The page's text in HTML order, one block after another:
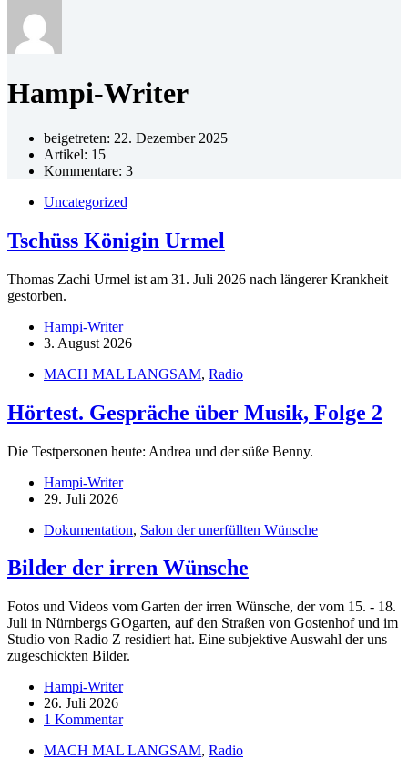
Hampi-Writer
beigetreten: 22. Dezember 2025
Artikel: 15
Kommentare: 3
Uncategorized
Tschüss Königin Urmel
Thomas Zachi Urmel ist am 31. Juli 2026 nach längerer Krankheit
gestorben.
Hampi-Writer
3. August 2026
MACH MAL LANGSAM, Radio
Hörtest. Gespräche über Musik, Folge 2
Die Testpersonen heute: Andrea und der süße Benny.
Hampi-Writer
29. Juli 2026
Dokumentation, Salon der unerfüllten Wünsche
Bilder der irren Wünsche
Fotos und Videos vom Garten der irren Wünsche, der vom 15. - 18.
Juli in Nürnbergs GOgarten, auf den Straßen von Gostenhof und im
Studio von Radio Z residiert hat. Eine subjektive Auswahl der uns
zugeschickten Bilder.
Hampi-Writer
26. Juli 2026
1 Kommentar
MACH MAL LANGSAM, Radio